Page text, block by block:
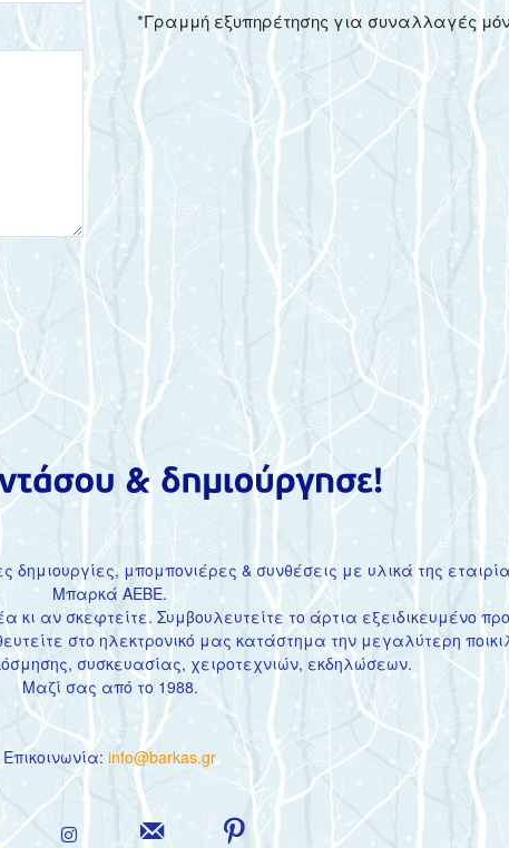
Διακόσμησης
*Γραμμή εξυπηρέτησης για συναλλαγές
δημιουργίες, μπομπονιέρες & συνθέσεις με υλικά της
Μπαρκά ΑΕΒΕ.
κι αν σκεφτείτε. Συμβουλευτείτε το άρτια εξειδικευμένο
στο ηλεκτρονικό μας κατάστημα την μεγαλύτερη
συσκευασίας, χειροτεχνιών, εκδηλώσεων.
Μαζί σας από το 1988.
Επικοινωνία:info@barkas.gr